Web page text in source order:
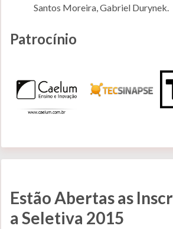
Santos Moreira, Gabriel Durynek.
Patrocínio
Estão Abertas as
a Seletiva 2015